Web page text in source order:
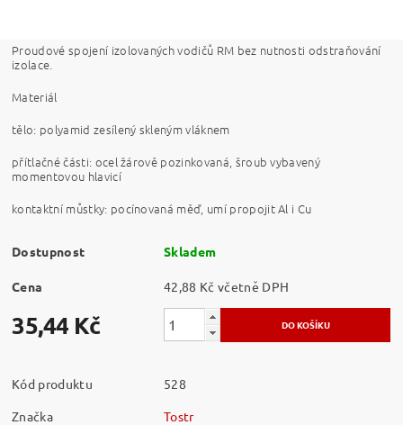
Proudové spojení izolovaných vodičů RM bez nutnosti odstraňování
izolace.
Materiál
tělo: polyamid zesílený skleným vláknem
přítlačné části: ocel žárově pozinkovaná, šroub vybavený
momentovou hlavicí
kontaktní můstky: pocínovaná měď, umí propojit Al i Cu
Dostupnost Skladem
Cena 42,88 Kč včetně DPH
35,44 Kč
Kód produktu
528
Značka
Tostr